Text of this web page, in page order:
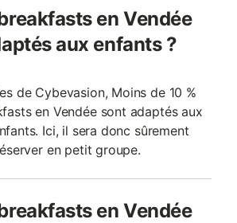
en Vendée
aux enfants ?
de Cybevasion, Moins de 10 %
en Vendée sont adaptés aux
Ici, il sera donc sûrement
en petit groupe.
en Vendée